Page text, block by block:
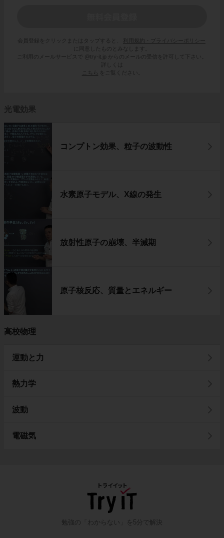
会員登録をクリックまたはタップすると、
利用規約・プライバシーポリシー
に同意したものとみなします。
ご利用のメールサービスで @try-it.jp からのメールの受信を許可して下さい。
詳しくは
こちら
をご覧ください。
光電効果
コンプトン効果、粒子の波動性
水素原子モデル、X線の発生
放射性原子の崩壊、半減期
原子核反応、質量とエネルギー
高校物理
運動と力
熱力学
波動
電磁気
勉強の「わからない」を5分で解決